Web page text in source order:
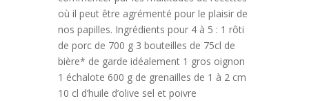
où il peut être agrémenté pour le plaisir de
nos papilles. Ingrédients pour 4 à 5 : 1 rôti
de porc de 700 g 3 bouteilles de 75cl de
bière* de garde idéalement 1 gros oignon
1 échalote 600 g de grenailles de 1 à 2 cm
10 cl d’huile d’olive sel et poivre